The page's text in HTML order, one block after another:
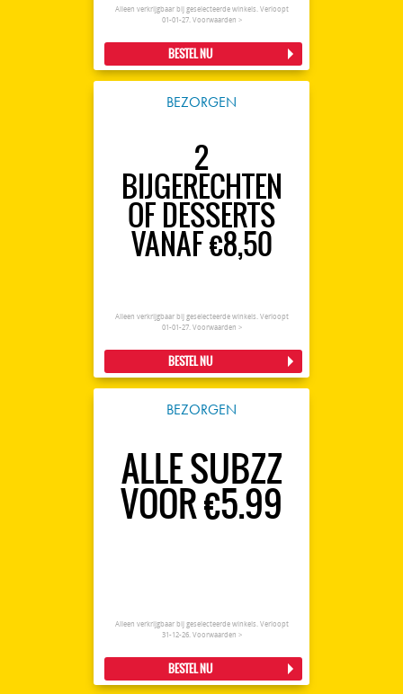
Alleen verkrijgbaar bij geselecteerde winkels. Verloopt
01-01-27. Voorwaarden >
BESTEL NU
BEZORGEN
2
BIJGERECHTEN
OF DESSERTS
VANAF €8,50
Alleen verkrijgbaar bij geselecteerde winkels. Verloopt
01-01-27. Voorwaarden >
BESTEL NU
BEZORGEN
ALLE SUBZZ
VOOR €5.99
Alleen verkrijgbaar bij geselecteerde winkels. Verloopt
31-12-26. Voorwaarden >
BESTEL NU